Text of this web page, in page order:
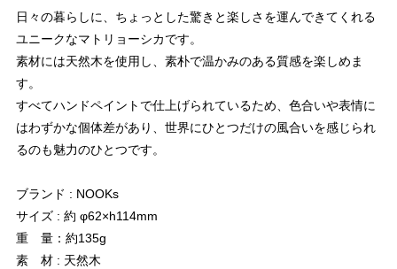
日々の暮らしに、ちょっとした驚きと楽しさを運んできてくれる
ユニークなマトリョーシカです。
素材には天然木を使用し、素朴で温かみのある質感を楽しめま
す。
すべてハンドペイントで仕上げられているため、色合いや表情に
はわずかな個体差があり、世界にひとつだけの風合いを感じられ
るのも魅力のひとつです。
ブランド : NOOKs
サイズ : 約 φ62×h114mm
重 量：約135g
素 材 : 天然木